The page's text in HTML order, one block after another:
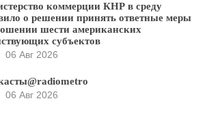
коммерции КНР в среду
о решении принять ответные меры
шести американских
субъектов
06 Авг 2026
06 Авг 2026